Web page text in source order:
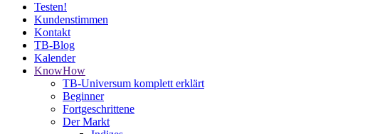
Testen!
Kundenstimmen
Kontakt
TB-Blog
Kalender
KnowHow
TB-Universum komplett erklärt
Beginner
Fortgeschrittene
Der Markt